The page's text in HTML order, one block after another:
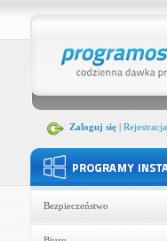
Zaloguj się| Rejestracja
Bezpieczeństwo